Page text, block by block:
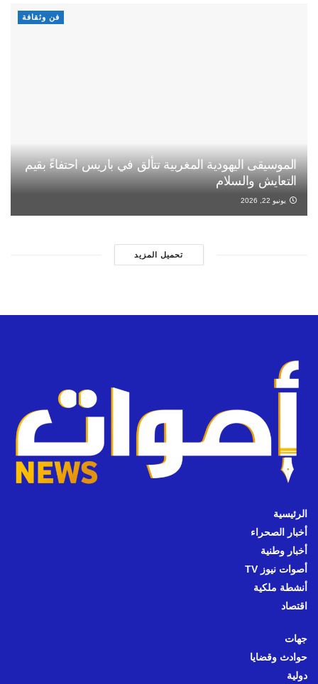
فن وثقافة
الموسيقى اليهودية المغربية تتألق في باريس احتفاءً بقيم
التعايش والسلام
يونيو 22, 2026
تحميل المزيد
الرئيسية
أخبار الصحراء
أخبار وطنية
أصوات نيوز TV
أنشطة ملكية
اقتصاد
جهات
حوادث وقضايا
دولية